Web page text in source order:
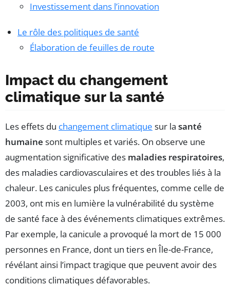
Investissement dans l’innovation
Le rôle des politiques de santé
Élaboration de feuilles de route
Impact du changement
climatique sur la santé
Les effets du changement climatique sur la santé
humaine sont multiples et variés. On observe une
augmentation significative des maladies respiratoires,
des maladies cardiovasculaires et des troubles liés à la
chaleur. Les canicules plus fréquentes, comme celle de
2003, ont mis en lumière la vulnérabilité du système
de santé face à des événements climatiques extrêmes.
Par exemple, la canicule a provoqué la mort de 15 000
personnes en France, dont un tiers en Île-de-France,
révélant ainsi l’impact tragique que peuvent avoir des
conditions climatiques défavorables.